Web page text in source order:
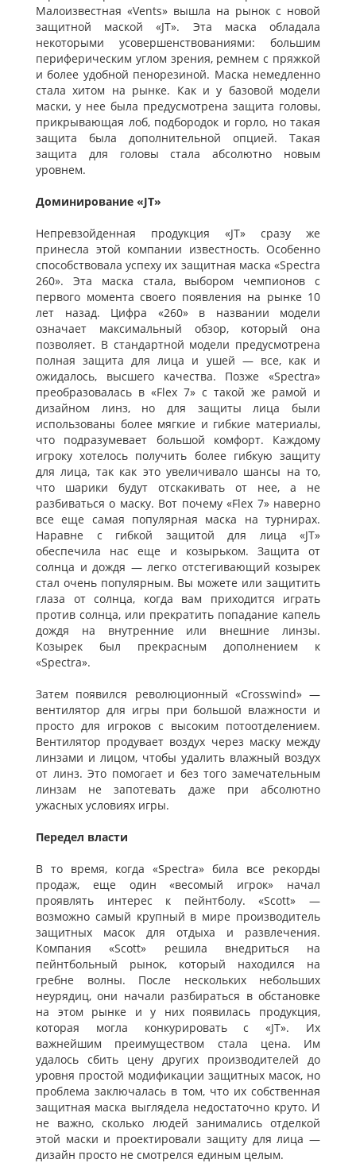
Малоизвестная «Vents» вышла на рынок с новой
защитной маской «JT». Эта маска обладала
некоторыми усовершенствованиями: большим
периферическим углом зрения, ремнем с пряжкой
и более удобной пенорезиной. Маска немедленно
стала хитом на рынке. Как и у базовой модели
маски, у нее была предусмотрена защита головы,
прикрывающая лоб, подбородок и горло, но такая
защита была дополнительной опцией. Такая
защита для головы стала абсолютно новым
уровнем.
Доминирование «JT»
Непревзойденная продукция «JT» сразу же
принесла этой компании известность. Особенно
способствовала успеху их защитная маска «Spectra
260». Эта маска стала, выбором чемпионов с
первого момента своего появления на рынке 10
лет назад. Цифра «260» в названии модели
означает максимальный обзор, который она
позволяет. В стандартной модели предусмотрена
полная защита для лица и ушей — все, как и
ожидалось, высшего качества. Позже «Spectra»
преобразовалась в «Flex 7» с такой же рамой и
дизайном линз, но для защиты лица были
использованы более мягкие и гибкие материалы,
что подразумевает большой комфорт. Каждому
игроку хотелось получить более гибкую защиту
для лица, так как это увеличивало шансы на то,
что шарики будут отскакивать от нее, а не
разбиваться о маску. Вот почему «Flex 7» наверно
все еще самая популярная маска на турнирах.
Наравне с гибкой защитой для лица «JT»
обеспечила нас еще и козырьком. Защита от
солнца и дождя — легко отстегивающий козырек
стал очень популярным. Вы можете или защитить
глаза от солнца, когда вам приходится играть
против солнца, или прекратить попадание капель
дождя на внутренние или внешние линзы.
Козырек был прекрасным дополнением к
«Spectra».
Затем появился революционный «Crosswind» —
вентилятор для игры при большой влажности и
просто для игроков с высоким потоотделением.
Вентилятор продувает воздух через маску между
линзами и лицом, чтобы удалить влажный воздух
от линз. Это помогает и без того замечательным
линзам не запотевать даже при абсолютно
ужасных условиях игры.
Передел власти
В то время, когда «Spectra» била все рекорды
продаж, еще один «весомый игрок» начал
проявлять интерес к пейнтболу. «Scott» —
возможно самый крупный в мире производитель
защитных масок для отдыха и развлечения.
Компания «Scott» решила внедриться на
пейнтбольный рынок, который находился на
гребне волны. После нескольких небольших
неурядиц, они начали разбираться в обстановке
на этом рынке и у них появилась продукция,
которая могла конкурировать с «JT». Их
важнейшим преимуществом стала цена. Им
удалось сбить цену других производителей до
уровня простой модификации защитных масок, но
проблема заключалась в том, что их собственная
защитная маска выглядела недостаточно круто. И
не важно, сколько людей занимались отделкой
этой маски и проектировали защиту для лица —
дизайн просто не смотрелся единым целым.